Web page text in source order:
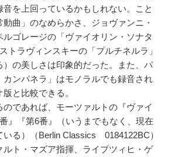
音を上回っているかもしれない。こと
曲」のなめらかさ、ジョヴァンニ・
ゴレージの「ヴァイオリン・ソナタ
トラヴィンスキーの「プルチネルラ」
）の美しさは印象的だった。また、パ
カンパネラ」はモノラルでも録音され
と比較できる。
であれば、モーツァルトの『ヴァイ
』『第6番』（いうまでもなく、現在
いる）（Berlin Classics 0184122BC）
ルト・マズア指揮、ライプツィヒ・ゲ